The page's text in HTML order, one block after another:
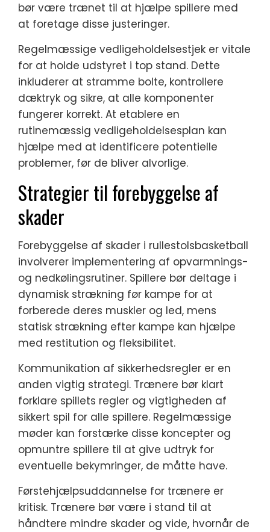
bør være trænet til at hjælpe spillere med
at foretage disse justeringer.
Regelmæssige vedligeholdelsestjek er vitale
for at holde udstyret i top stand. Dette
inkluderer at stramme bolte, kontrollere
dæktryk og sikre, at alle komponenter
fungerer korrekt. At etablere en
rutinemæssig vedligeholdelsesplan kan
hjælpe med at identificere potentielle
problemer, før de bliver alvorlige.
Strategier til forebyggelse af
skader
Forebyggelse af skader i rullestolsbasketball
involverer implementering af opvarmnings-
og nedkølingsrutiner. Spillere bør deltage i
dynamisk strækning før kampe for at
forberede deres muskler og led, mens
statisk strækning efter kampe kan hjælpe
med restitution og fleksibilitet.
Kommunikation af sikkerhedsregler er en
anden vigtig strategi. Trænere bør klart
forklare spillets regler og vigtigheden af
sikkert spil for alle spillere. Regelmæssige
møder kan forstærke disse koncepter og
opmuntre spillere til at give udtryk for
eventuelle bekymringer, de måtte have.
Førstehjælpsuddannelse for trænere er
kritisk. Trænere bør være i stand til at
håndtere mindre skader og vide, hvornår de